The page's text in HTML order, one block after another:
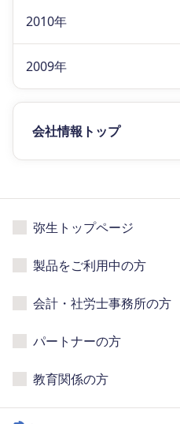
2010年
2009年
会社情報トップ
弥生トップページ
製品をご利用中の方
会計・社労士事務所の方
パートナーの方
教育関係の方